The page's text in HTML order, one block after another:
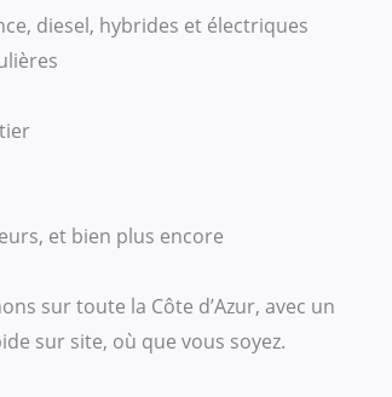
diesel, hybrides et électriques
et bien plus encore
sur toute la Côte d’Azur, avec un
sur site, où que vous soyez.